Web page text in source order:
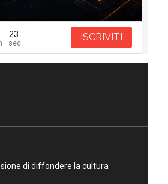
22 ISCRIVITI
di diffondere la cultura